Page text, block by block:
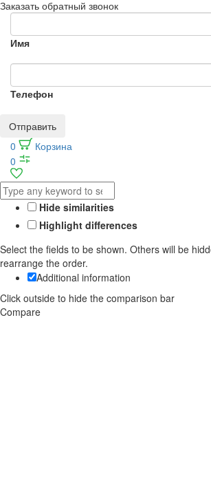
Заказать обратный звонок
Имя
Телефон
Отправить
0
Корзина
0
Hide similarities
Highlight differences
Select the fields to be shown. Others will be
rearrange the order.
Additional information
Click outside to hide the comparison bar
Compare